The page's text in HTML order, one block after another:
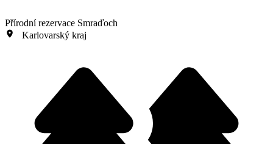
Přírodní rezervace Smraďoch
Karlovarský kraj